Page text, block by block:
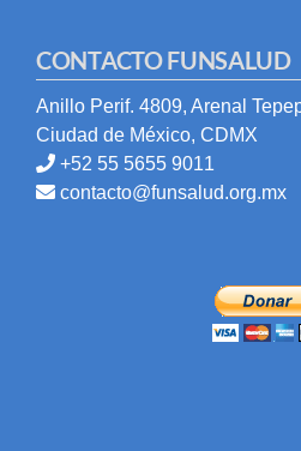
CONTACTO FUNSALUD
Anillo Perif. 4809, Arenal
Ciudad de México, CDMX
+52 55 5655 9011
contacto@funsalud.org.mx